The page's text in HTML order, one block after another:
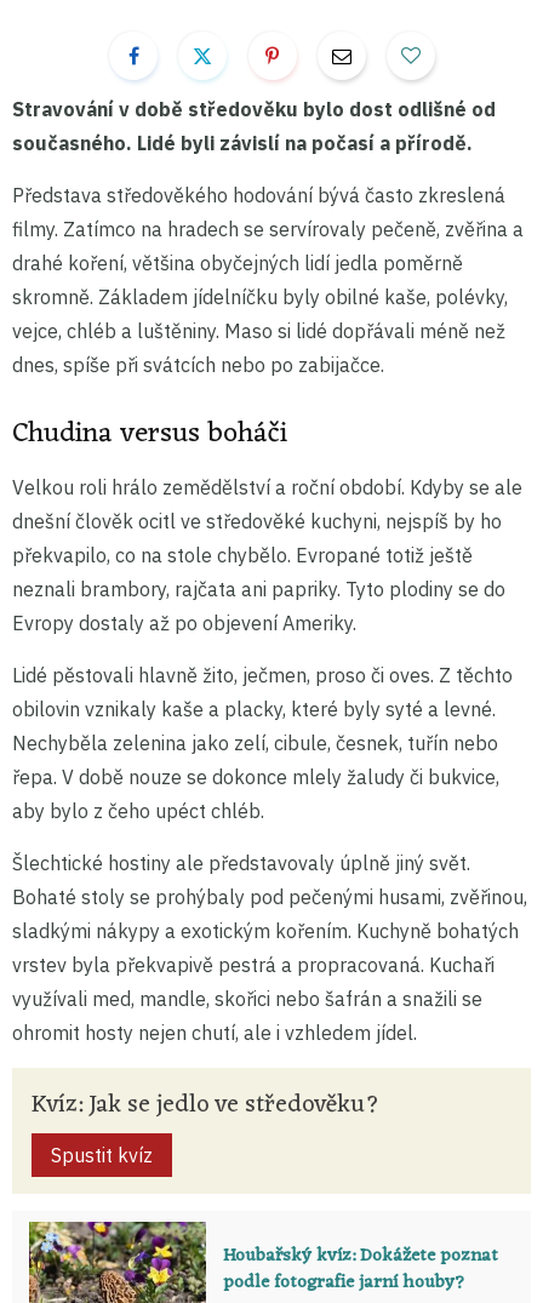
Stravování v době středověku bylo dost odlišné od
současného. Lidé byli závislí na počasí a přírodě.
Představa středověkého hodování bývá často zkreslená
filmy. Zatímco na hradech se servírovaly pečeně, zvěřina a
drahé koření, většina obyčejných lidí jedla poměrně
skromně. Základem jídelníčku byly obilné kaše, polévky,
vejce, chléb a luštěniny. Maso si lidé dopřávali méně než
dnes, spíše při svátcích nebo po zabijačce.
Chudina versus boháči
Velkou roli hrálo zemědělství a roční období. Kdyby se ale
dnešní člověk ocitl ve středověké kuchyni, nejspíš by ho
překvapilo, co na stole chybělo. Evropané totiž ještě
neznali brambory, rajčata ani papriky. Tyto plodiny se do
Evropy dostaly až po objevení Ameriky.
Lidé pěstovali hlavně žito, ječmen, proso či oves. Z těchto
obilovin vznikaly kaše a placky, které byly syté a levné.
Nechyběla zelenina jako zelí, cibule, česnek, tuřín nebo
řepa. V době nouze se dokonce mlely žaludy či bukvice,
aby bylo z čeho upéct chléb.
Šlechtické hostiny ale představovaly úplně jiný svět.
Bohaté stoly se prohýbaly pod pečenými husami, zvěřinou,
sladkými nákypy a exotickým kořením. Kuchyně bohatých
vrstev byla překvapivě pestrá a propracovaná. Kuchaři
využívali med, mandle, skořici nebo šafrán a snažili se
ohromit hosty nejen chutí, ale i vzhledem jídel.
Kvíz: Jak se jedlo ve středověku?
Spustit kvíz
Houbařský kvíz: Dokážete poznat
podle fotografie jarní houby?